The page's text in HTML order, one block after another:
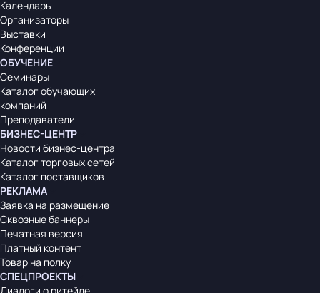
Календарь
Организаторы
Выставки
Конференции
ОБУЧЕНИЕ
Семинары
Каталог обучающих
компаний
Преподаватели
БИЗНЕС-ЦЕНТР
Новости бизнес-центра
Каталог торговых сетей
Каталог поставщиков
РЕКЛАМА
Заявка на размещение
Сквозные баннеры
Печатная версия
Платный контент
Товар на полку
СПЕЦПРОЕКТЫ
Диалоги о ритейле